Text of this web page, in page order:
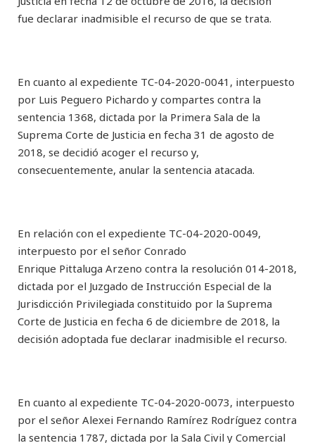
fue declarar inadmisible el recurso de que se trata.
En cuanto al expediente TC-04-2020-0041, interpuesto
por Luis Peguero Pichardo y compartes contra la
sentencia 1368, dictada por la Primera Sala de la
Suprema Corte de Justicia en fecha 31 de agosto de
2018, se decidió acoger el recurso y,
consecuentemente, anular la sentencia atacada.
En relación con el expediente TC-04-2020-0049,
interpuesto por el señor Conrado
Enrique Pittaluga Arzeno contra la resolución 014-2018,
dictada por el Juzgado de Instrucción Especial de la
Jurisdicción Privilegiada constituido por la Suprema
Corte de Justicia en fecha 6 de diciembre de 2018, la
decisión adoptada fue declarar inadmisible el recurso.
En cuanto al expediente TC-04-2020-0073, interpuesto
por el señor Alexei Fernando Ramírez Rodríguez contra
la sentencia 1787, dictada por la Sala Civil y Comercial